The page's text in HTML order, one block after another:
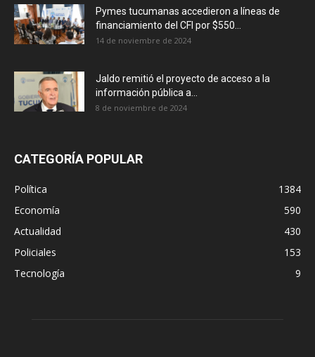
Pymes tucumanas accedieron a líneas de
financiamiento del CFI por $550...
14 de noviembre de 2024
Jaldo remitió el proyecto de acceso a la
información pública a...
8 de noviembre de 2024
CATEGORÍA POPULAR
Política
1384
Economía
590
Actualidad
430
Policiales
153
Tecnología
9